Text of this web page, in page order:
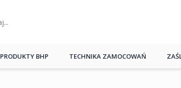
PRODUKTY BHP TECHNIKA ZAMOCOWAŃ